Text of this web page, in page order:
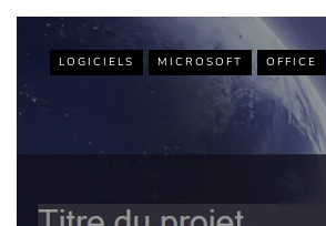
LOGICIELS MICROSOFT OFFICE